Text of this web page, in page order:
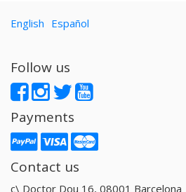
English Español
Follow us
Payments
Contact us
c\ Doctor Dou 16, 08001 Barcelona